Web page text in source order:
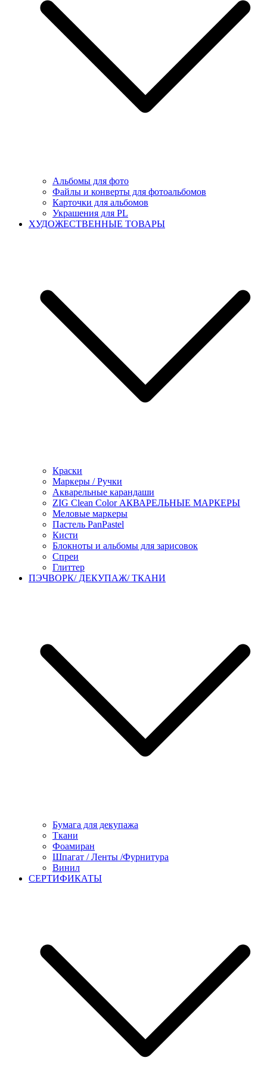
Альбомы для фото
Файлы и конверты для фотоальбомов
Карточки для альбомов
Украшения для PL
ХУДОЖЕСТВЕННЫЕ ТОВАРЫ
Краски
Маркеры / Ручки
Акварельные карандаши
ZIG Clean Color АКВАРЕЛЬНЫЕ МАРКЕРЫ
Меловые маркеры
Пастель PanPastel
Кисти
Блокноты и альбомы для зарисовок
Спреи
Глиттер
ПЭЧВОРК/ ДЕКУПАЖ/ ТКАНИ
Бумага для декупажа
Ткани
Фоамиран
Шпагат / Ленты /Фурнитура
Винил
СЕРТИФИКАТЫ